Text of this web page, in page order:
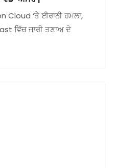
‘ਤੇ ਈਰਾਨੀ ਹਮਲਾ,
ਵਿੱਚ ਜਾਰੀ ਤਣਾਅ ਦੇ